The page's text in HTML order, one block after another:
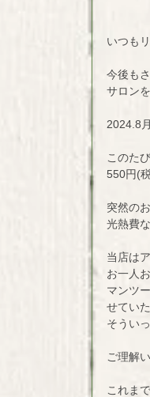
「価
いつも
今後も
サロン
2024.8
このた
550円(
突然の
光熱費
当店は
お一人
マンツ
せてい
そうい
ご理解
これま